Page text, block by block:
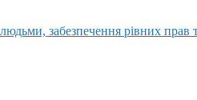
забезпечення рівних прав